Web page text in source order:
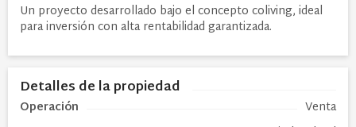
Un proyecto desarrollado bajo el concepto coliving, ideal
para inversión con alta rentabilidad garantizada.
Detalles de la propiedad
Operación
Venta